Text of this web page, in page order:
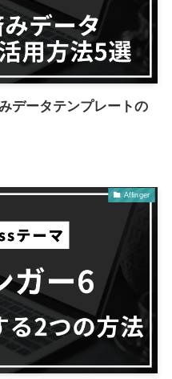
データテンプレートの
Affinger